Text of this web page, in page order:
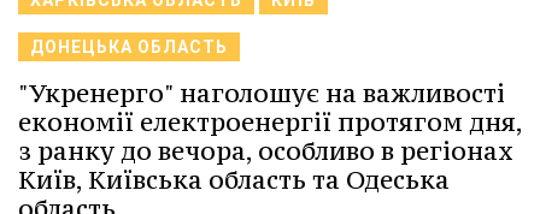
ДОНЕЦЬКА ОБЛАСТЬ
"Укренерго" наголошує на важливості
економії електроенергії протягом дня,
з ранку до вечора, особливо в регіонах
Київ, Київська область та Одеська